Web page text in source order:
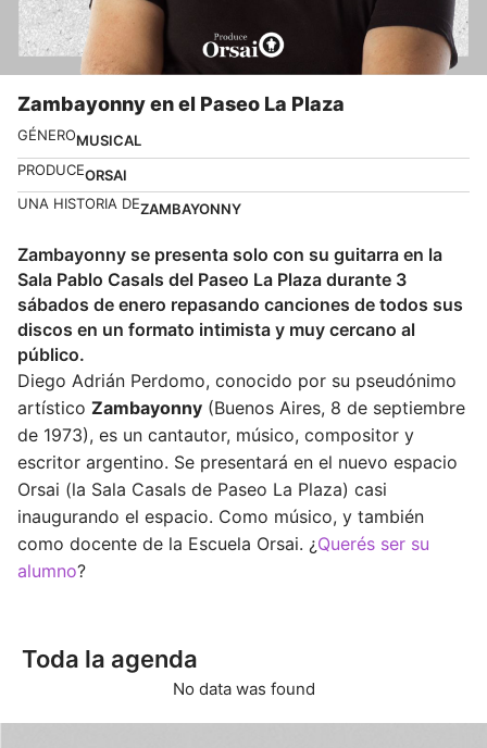
Zambayonny en el Paseo La Plaza
GÉNEROMUSICAL
PRODUCEORSAI
UNA HISTORIA DEZAMBAYONNY
Zambayonny se presenta solo con su guitarra en la
Sala Pablo Casals del Paseo La Plaza durante 3
sábados de enero repasando canciones de todos sus
discos en un formato intimista y muy cercano al
público.
Diego Adrián Perdomo, conocido por su pseudónimo
artístico Zambayonny (Buenos Aires, 8 de septiembre
de 1973), es un cantautor, músico, compositor y
escritor argentino. Se presentará en el nuevo espacio
Orsai (la Sala Casals de Paseo La Plaza) casi
inaugurando el espacio. Como músico, y también
como docente de la Escuela Orsai. ¿Querés ser su
alumno?
Toda la agenda
No data was found